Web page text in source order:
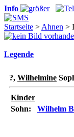
Info
Startseite > Ahnen >
Legende
?, Wilhelmine
Kinder
Sohn:
Wilhelm